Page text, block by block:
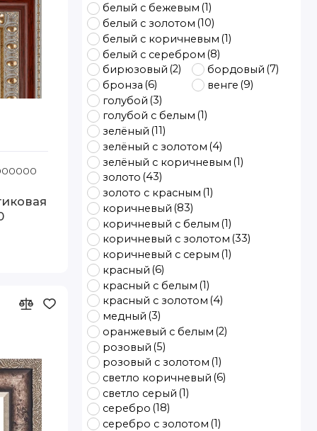
Код товара: 685-264 80-110
белый с бежевым (1)
белый с золотом (10)
белый с коричневым (1)
белый с серебром (8)
бирюзовый (2) бордовый (7)
бронза (6) венге (9)
голубой (3)
голубой с белым (1)
зелёный (11)
зелёный с золотом (4)
зелёный с коричневым (1)
золото (43)
золото с красным (1)
коричневый (83)
коричневый с белым (1)
коричневый с золотом (33)
коричневый с серым (1)
красный (6)
красный с белым (1)
красный с золотом (4)
медный (3)
оранжевый с белым (2)
розовый (5)
розовый с золотом (1)
светло коричневый (6)
светло серый (1)
серебро (18)
серебро с золотом (1)